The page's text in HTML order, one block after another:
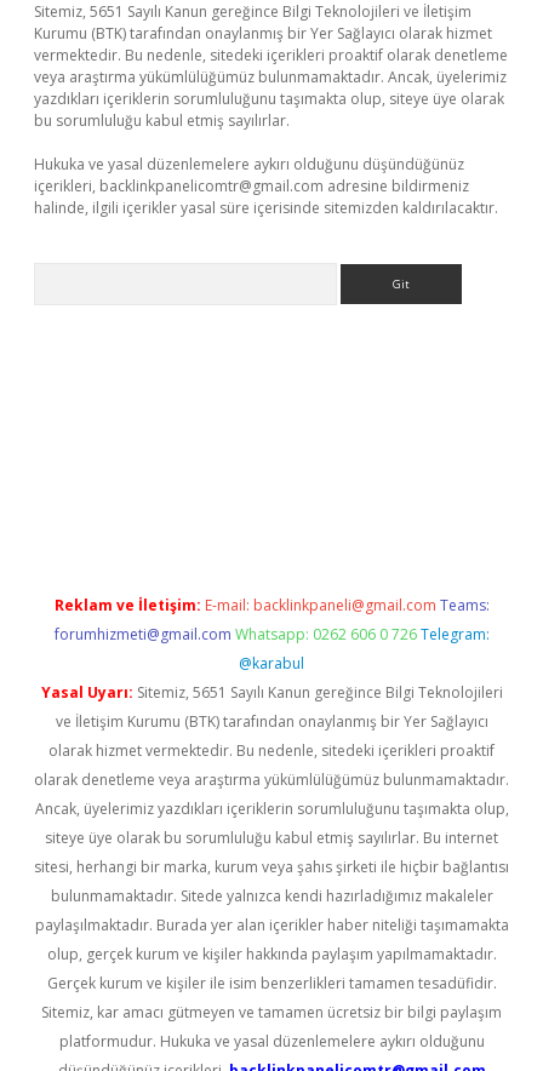
Sitemiz, 5651 Sayılı Kanun gereğince Bilgi Teknolojileri ve İletişim
Kurumu (BTK) tarafından onaylanmış bir Yer Sağlayıcı olarak hizmet
vermektedir. Bu nedenle, sitedeki içerikleri proaktif olarak denetleme
veya araştırma yükümlülüğümüz bulunmamaktadır. Ancak, üyelerimiz
yazdıkları içeriklerin sorumluluğunu taşımakta olup, siteye üye olarak
bu sorumluluğu kabul etmiş sayılırlar.
Hukuka ve yasal düzenlemelere aykırı olduğunu düşündüğünüz
içerikleri, backlinkpanelicomtr@gmail.com adresine bildirmeniz
halinde, ilgili içerikler yasal süre içerisinde sitemizden kaldırılacaktır.
Reklam ve İletişim: E-mail: backlinkpaneli@gmail.com Teams:
forumhizmeti@gmail.com Whatsapp: 0262 606 0 726 Telegram:
@karabul
Yasal Uyarı: Sitemiz, 5651 Sayılı Kanun gereğince Bilgi Teknolojileri
ve İletişim Kurumu (BTK) tarafından onaylanmış bir Yer Sağlayıcı
olarak hizmet vermektedir. Bu nedenle, sitedeki içerikleri proaktif
olarak denetleme veya araştırma yükümlülüğümüz bulunmamaktadır.
Ancak, üyelerimiz yazdıkları içeriklerin sorumluluğunu taşımakta olup,
siteye üye olarak bu sorumluluğu kabul etmiş sayılırlar. Bu internet
sitesi, herhangi bir marka, kurum veya şahıs şirketi ile hiçbir bağlantısı
bulunmamaktadır. Sitede yalnızca kendi hazırladığımız makaleler
paylaşılmaktadır. Burada yer alan içerikler haber niteliği taşımamakta
olup, gerçek kurum ve kişiler hakkında paylaşım yapılmamaktadır.
Gerçek kurum ve kişiler ile isim benzerlikleri tamamen tesadüfidir.
Sitemiz, kar amacı gütmeyen ve tamamen ücretsiz bir bilgi paylaşım
platformudur. Hukuka ve yasal düzenlemelere aykırı olduğunu